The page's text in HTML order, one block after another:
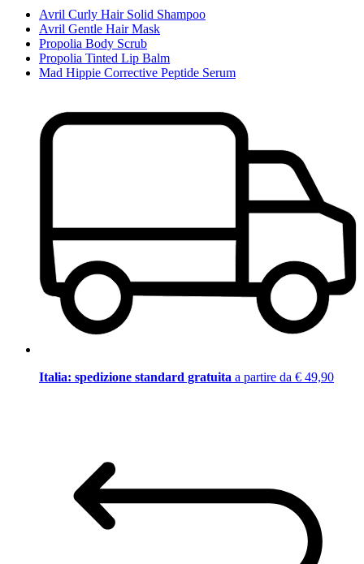
Avril Curly Hair Solid Shampoo
Avril Gentle Hair Mask
Propolia Body Scrub
Propolia Tinted Lip Balm
Mad Hippie Corrective Peptide Serum
Italia: spedizione standard gratuita a partire da € 49,90